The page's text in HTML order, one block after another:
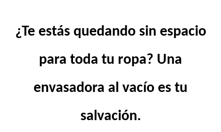
¿Te estás quedando sin espacio
para toda tu ropa? Una
envasadora al vacío es tu
salvación.